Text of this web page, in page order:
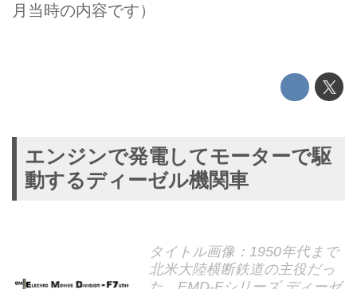
月当時の内容です）
エンジンで発電してモーターで駆
動するディーゼル機関車
タイトル画像：1950年代まで
北米大陸横断鉄道の主役だっ